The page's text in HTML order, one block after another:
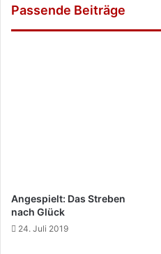
Passende Beiträge
Angespielt: Das Streben
nach Glück
24. Juli 2019